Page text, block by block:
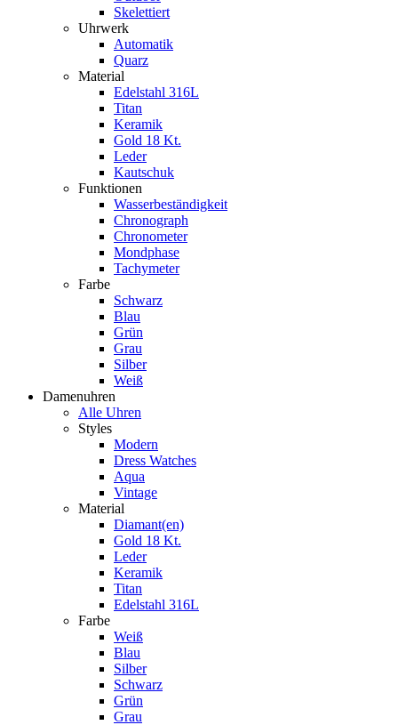
Skelettiert
Uhrwerk
Automatik
Quarz
Material
Edelstahl 316L
Titan
Keramik
Gold 18 Kt.
Leder
Kautschuk
Funktionen
Wasserbeständigkeit
Chronograph
Chronometer
Mondphase
Tachymeter
Farbe
Schwarz
Blau
Grün
Grau
Silber
Weiß
Damenuhren
Alle Uhren
Styles
Modern
Dress Watches
Aqua
Vintage
Material
Diamant(en)
Gold 18 Kt.
Leder
Keramik
Titan
Edelstahl 316L
Farbe
Weiß
Blau
Silber
Schwarz
Grün
Grau